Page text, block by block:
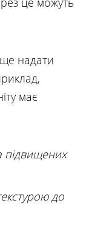
надати
має
підвищених
до